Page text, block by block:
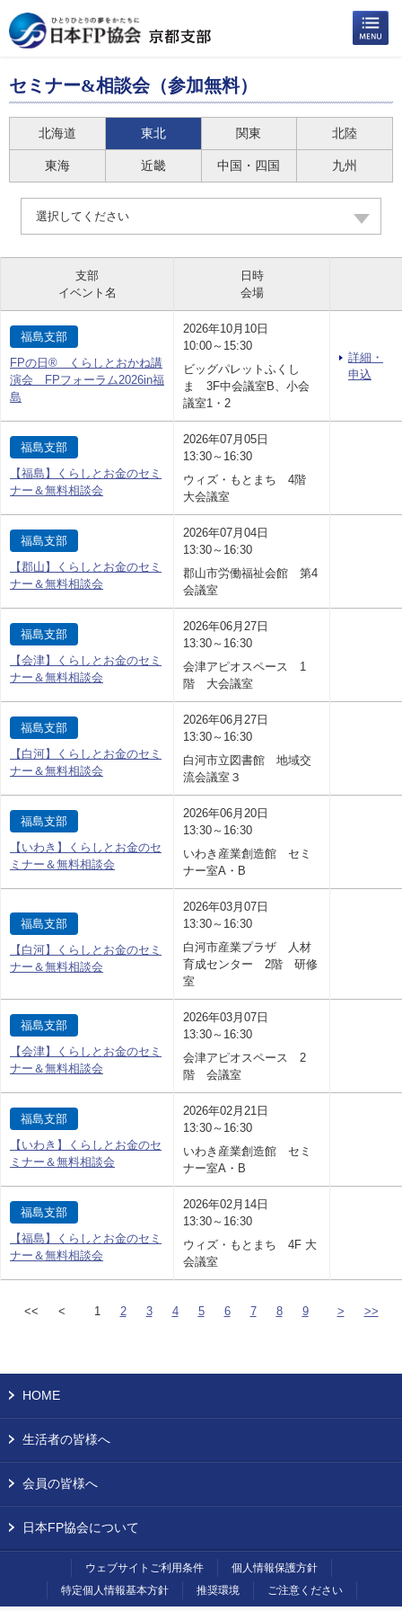
セミナー&相談会（参加無料）
北海道 東北 関東 北陸
東海 近畿 中国・四国 九州
選択してください
支部
イベント名
日時
会場
福島支部
FPの日® くらしとおかね講
演会 FPフォーラム2026in福
島
2026年10月10日
10:00～15:30
ビッグパレットふくし
ま 3F中会議室B、小会
議室1・2
詳細・
申込
福島支部
【福島】くらしとお金のセミ
ナー＆無料相談会
2026年07月05日
13:30～16:30
ウィズ・もとまち 4階
大会議室
福島支部
【郡山】くらしとお金のセミ
ナー＆無料相談会
2026年07月04日
13:30～16:30
郡山市労働福祉会館 第4
会議室
福島支部
【会津】くらしとお金のセミ
ナー＆無料相談会
2026年06月27日
13:30～16:30
会津アピオスペース 1
階 大会議室
福島支部
【白河】くらしとお金のセミ
ナー＆無料相談会
2026年06月27日
13:30～16:30
白河市立図書館 地域交
流会議室３
福島支部
【いわき】くらしとお金のセ
ミナー＆無料相談会
2026年06月20日
13:30～16:30
いわき産業創造館 セミ
ナー室A・B
福島支部
【白河】くらしとお金のセミ
ナー＆無料相談会
2026年03月07日
13:30～16:30
白河市産業プラザ 人材
育成センター 2階 研修
室
福島支部
【会津】くらしとお金のセミ
ナー＆無料相談会
2026年03月07日
13:30～16:30
会津アピオスペース 2
階 会議室
福島支部
【いわき】くらしとお金のセ
ミナー＆無料相談会
2026年02月21日
13:30～16:30
いわき産業創造館 セミ
ナー室A・B
福島支部
【福島】くらしとお金のセミ
ナー＆無料相談会
2026年02月14日
13:30～16:30
ウィズ・もとまち 4F 大
会議室
<< < 1 2 3 4 5 6 7 8 9 > >>
HOME
生活者の皆様へ
会員の皆様へ
日本FP協会について
ウェブサイトご利用条件
個人情報保護方針
特定個人情報基本方針
推奨環境 ご注意ください